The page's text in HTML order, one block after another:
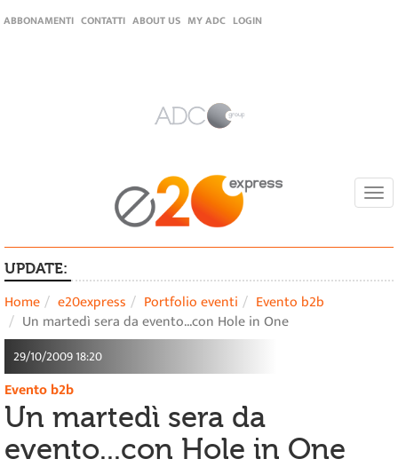
ABBONAMENTI CONTATTI ABOUT US MY ADC LOGIN
UPDATE:
Home e20express Portfolio eventi
Evento b2b
Un martedì sera da evento...con Hole in One
29/10/2009 18:20
Evento b2b
Un martedì sera da
evento...con Hole in One